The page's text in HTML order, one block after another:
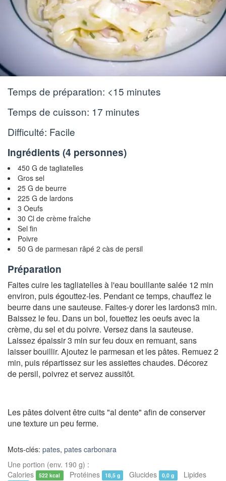
Temps de préparation: <15 minutes
Temps de cuisson: 17 minutes
Difficulté: Facile
Ingrédients (4 personnes)
450 G de tagliatelles
Gros sel
25 G de beurre
225 G de lardons
3 Oeufs
30 Cl de crème fraîche
Sel fin
Poivre
50 G de parmesan râpé 2 càs de persil
Préparation
Faites cuire les tagliatelles à l'eau bouillante salée 12 min
environ, puis égouttez-les. Pendant ce temps, chauffez le
beurre dans une sauteuse. Faites-y dorer les lardons3 min.
Baissez le feu. Dans un bol, fouettez les oeufs avec la
crème, du sel et du poivre. Versez dans la sauteuse.
Laissez épaissir 3 min sur feu doux en remuant, sans
laisser bouillir. Ajoutez le parmesan et les pâtes. Remuez 2
min, puis répartissez sur les assiettes chaudes. Décorez
de persil, poivrez et servez aussitôt.
Les pâtes doivent être cuits "al dente" afin de conserver
une texture un peu ferme.
Mots-clés: pates, pates carbonara
Une portion (env. 190 g) :
Calories
522 kcal Protéines 18,5 g Glucides 0,0 g Lipides